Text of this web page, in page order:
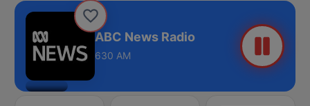
ABC News Radio
630 AM